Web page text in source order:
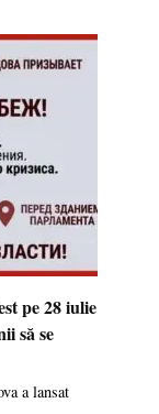
pe 28 iulie
să se
a lansat